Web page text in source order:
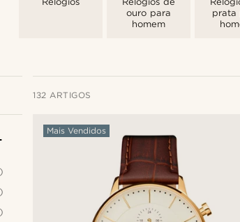
ouro para
homem
prata
132 ARTIGOS
Mais Vendidos